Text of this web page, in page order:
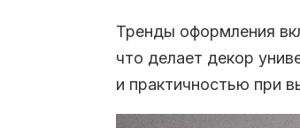
Тренды оформления
что делает декор
и практичностью при